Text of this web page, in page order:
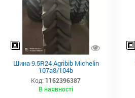
Шина 9.5R24 Agribib Michelin
107a8/104b
Код: 1162396387
В наявності